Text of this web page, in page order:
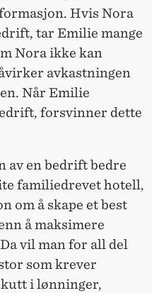
Hvis Nora
tar Emilie mange
Nora ikke kan
avkastningen
Når Emilie
forsvinner dette
av en bedrift bedre
familiedrevet hotell,
om å skape et best
å maksimere
vil man for all del
som krever
i lønninger,